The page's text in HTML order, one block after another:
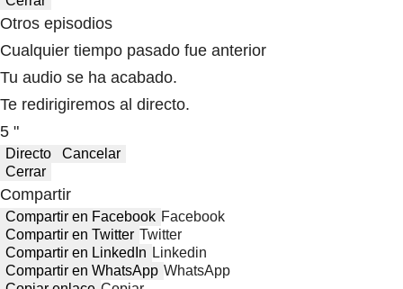
Otros episodios
Cualquier tiempo pasado fue anterior
Tu audio se ha acabado.
Te redirigiremos al directo.
5 "
Directo
Cancelar
Cerrar
Compartir
Compartir en Facebook Facebook
Compartir en Twitter Twitter
Compartir en LinkedIn Linkedin
Compartir en WhatsApp WhatsApp